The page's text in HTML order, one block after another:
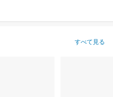
すべて見る